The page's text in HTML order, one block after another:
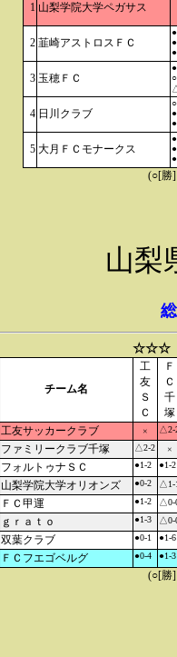
1 山梨学院大学ペガサス
2 韮崎アストロスＦＣ
3 玉穂ＦＣ
4 日川クラブ
5 大月ＦＣモナークス
(○[勝
山梨
☆☆☆
チーム名
工
友
Ｓ
Ｃ
Ｆ
Ｃ
千
塚
工友サッカークラブ × △2-
ファミリークラブ千塚 △2-2 ×
フォルトゥナＳＣ ●1-2 ●1-2
山梨学院大学オリオンズ ●0-2 △1-
ＦＣ甲運 ●1-2 △0-
ｇｒａｔｏ ●1-3 △0-
双葉クラブ ●0-1 ●1-6
ＦＣフエゴベルグ ●0-4 ●1-3
(○[勝